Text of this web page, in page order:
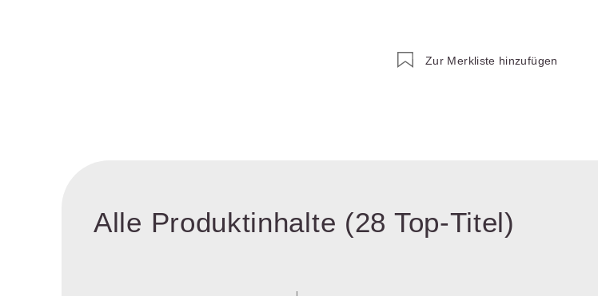
Kanzleimanagement
Zur Merkliste hinzufügen
Alle Produktinhalte (28 Top-Titel)